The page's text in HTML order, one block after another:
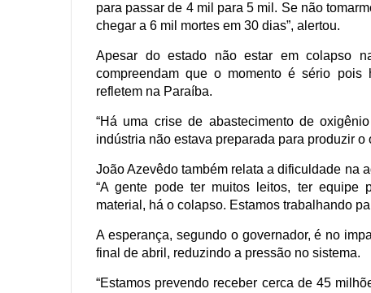
para passar de 4 mil para 5 mil. Se não
chegar a 6 mil mortes em 30 dias”, alertou.
Apesar do estado não estar em colapso
compreendam que o momento é sério
refletem na Paraíba.
“Há uma crise de abastecimento de
indústria não estava preparada para produzir o
João Azevêdo também relata a dificuldade na
“A gente pode ter muitos leitos, ter equipe
material, há o colapso. Estamos trabalhando
A esperança, segundo o governador, é no
final de abril, reduzindo a pressão no sistema.
“Estamos prevendo receber cerca de 45